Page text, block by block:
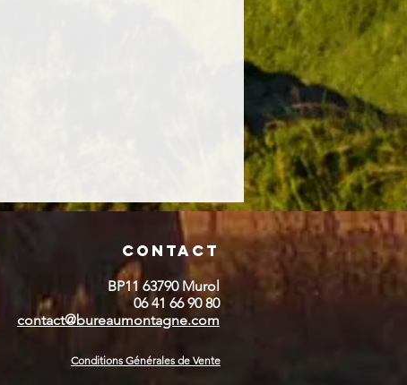
Contact
BP11 63790 Murol
06 41 66 90 80
contact@bureaumontagne.com
Conditions Générales de Vente